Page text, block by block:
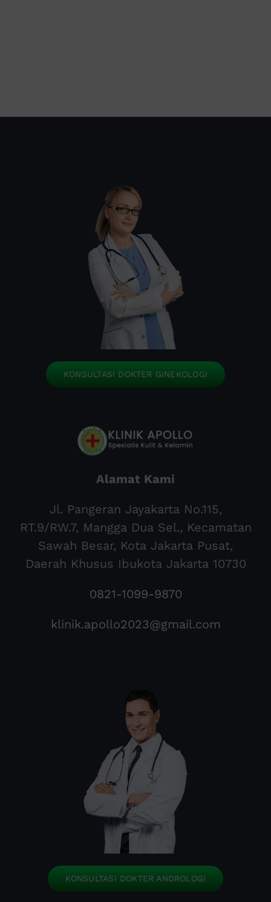
KONSULTASI DOKTER GINEKOLOGI
Alamat Kami
Jl. Pangeran Jayakarta No.115,
RT.9/RW.7, Mangga Dua Sel., Kecamatan
Sawah Besar, Kota Jakarta Pusat,
Daerah Khusus Ibukota Jakarta 10730
0821-1099-9870
klinik.apollo2023@gmail.com
KONSULTASI DOKTER ANDROLOGI